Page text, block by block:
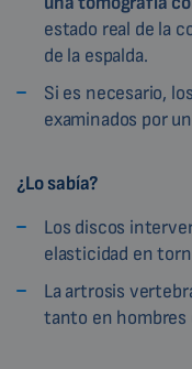
estado real de la
de la espalda.
Si es necesario,
examinados por un
¿Lo sabía?
Los discos
elasticidad en
La artrosis
tanto en hombres